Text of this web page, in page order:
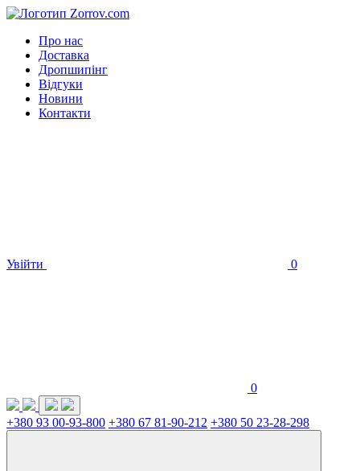
Про нас
Доставка
Дропшипінг
Відгуки
Новини
Контакти
Увійти 0
0
+380 93 00-93-800 +380 67 81-90-212 +380 50 23-28-298